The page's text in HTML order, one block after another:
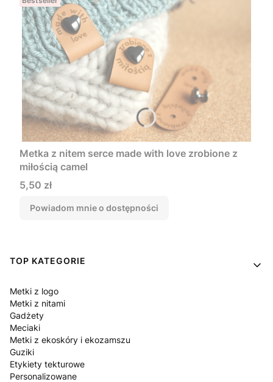
Metka z nitem serce made with love zrobione z
miłością camel
Cena
5,50 zł
Powiadom mnie o dostępności
Linki w stopce
TOP KATEGORIE
Metki z logo
Metki z nitami
Gadżety
Meciaki
Metki z ekoskóry i ekozamszu
Guziki
Etykiety tekturowe
Personalizowane